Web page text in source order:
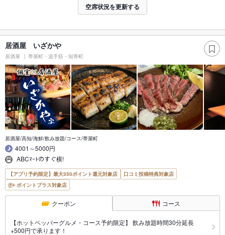
空席状況を更新する
居酒屋 いざかや
居酒屋 帯屋町・追手筋・知寄町
居酒屋/高知/海鮮/飲み放題/コース/帯屋町
4001～5000円
ABCﾏｰﾄのすぐ横!
【アプリ予約限定】最大350ポイント還元対象店
口コミ投稿特典対象店
ポイントプラス対象店
クーポン コース
【ホットペッパーグルメ・コース予約限定】 飲み放題時間30分延長
+500円で承ります！